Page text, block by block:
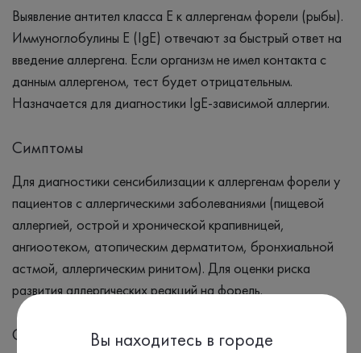
Выявление антител класса Е к аллергенам форели (рыбы).
Иммуноглобулины Е (IgE) отвечают за быстрый ответ на
введение аллергена. Если организм не имел контакта с
данным аллергеном, тест будет отрицательным.
Назначается для диагностики IgE-зависимой аллергии.
Симптомы
Для диагностики сенсибилизации к аллергенам форели у
пациентов с аллергическими заболеваниями (пищевой
аллергией, острой и хронической крапивницей,
ангиоотеком, атопическим дерматитом, бронхиальной
астмой, аллергическим ринитом). Для оценки риска
развития аллергических реакций на форель.
Синонимы Вы находитесь в городе